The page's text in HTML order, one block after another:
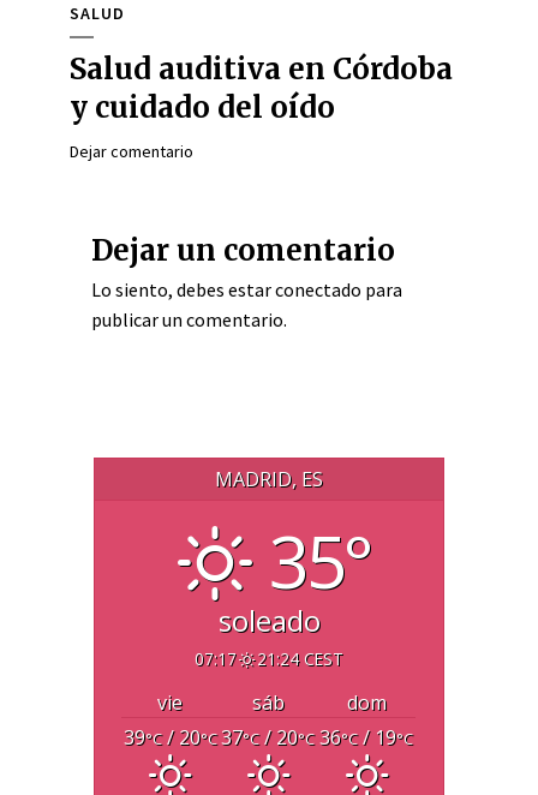
SALUD
Salud auditiva en Córdoba
y cuidado del oído
Dejar comentario
Dejar un comentario
Lo siento, debes estarconectado para
publicar un comentario.
MADRID, ES
35°
soleado
07:17 21:24 CEST
vie sáb
dom
39°C/ 20°C37°C/ 20°C 36°C/ 19°C